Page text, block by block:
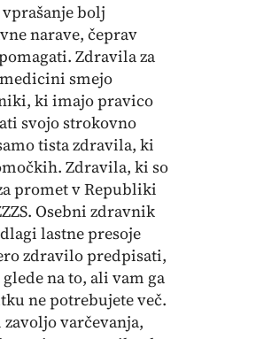
vprašanje bolj
narave, čeprav
Zdravila za
smejo
ki imajo pravico
svojo strokovno
tista zdravila, ki
Zdravila, ki so
promet v Republiki
Osebni zdravnik
lastne presoje
zdravilo predpisati,
na to, ali vam ga
ne potrebujete več.
varčevanja,